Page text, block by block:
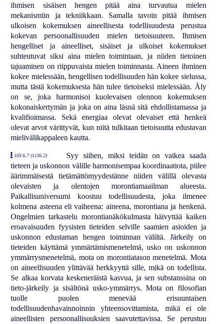
ihmisen sisäisen hengen pitää aina turvautua mielen
mekanismiin ja tekniikkaan. Samalla tavoin pitää ihmisen
ulkoisen kokemuksen aineellisesta todellisuudesta perustua
kokevan persoonallisuuden mielen tietoisuuteen. Ihmisen
hengelliset ja aineelliset, sisäiset ja ulkoiset kokemukset
suhteutuvat siksi aina mielen toimintaan, ja niiden tietoinen
tajuaminen on riippuvaista mielen toiminnasta. Aineen ihminen
kokee mielessään, hengellisen todellisuuden hän kokee sielussa,
mutta tästä kokemuksesta hän tulee tietoiseksi mielessään. Äly
on se, joka harmonisoi kuolevaisen olennon kokemuksen
kokonaiskertymän ja joka on aina läsnä sitä ehdollistamassa ja
kvalifioimassa. Sekä energiaa olevat olevaiset että henkeä
olevat arvot värittyvät, kun niitä tulkitaan tietoisuutta edustavan
mielivälikappaleen kautta.
103:6.7 (1136.2)
Syy siihen, miksi teidän on vaikea saada
tieteen ja uskonnon välille harmonisempaa koordinaatiota, piilee
äärimmäisestä tietämättömyydestänne niiden välillä olevasta
olevaisten ja olentojen morontiamaailman alueesta.
Paikallisuniversumi koostuu todellisuudesta, joka ilmenee
kolmena asteena eli vaiheena: aineena, morontiana ja henkenä.
Ongelmien tarkastelu morontianäkökulmasta häivyttää kaiken
eroavaisuuden fyysisten tieteiden selville saamien asioiden ja
uskonnon edustaman hengen toiminnan väliltä. Järkeily on
tieteiden käyttämä ymmärtämismenetelmä, usko on uskonnon
ymmärrysmenetelmä, mota on morontiatason menetelmä. Mota
on aineellisuuden ylittävää herkkyyttä sille, mikä on todellista.
Se alkaa korvata keskeneräistä kasvua, ja sen substanssina on
tieto-järkeily ja sisältönä usko-ymmärrys. Mota on filosofian
tuolle puolen menevää erisuuntaisen
todellisuudenhavainnoinnin yhteensovittamista, mikä ei ole
aineellisten persoonallisuuksien saavutettavissa. Se perustuu